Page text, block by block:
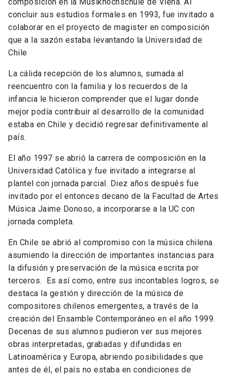
concluir sus estudios formales en 1993, fue invitado a
colaborar en el proyecto de magister en composición
que a la sazón estaba levantando la Universidad de
Chile
La cálida recepción de los alumnos, sumada al
reencuentro con la familia y los recuerdos de la
infancia le hicieron comprender que el lugar donde
mejor podía contribuir al desarrollo de la comunidad
estaba en Chile y decidió regresar definitivamente al
país.
El año 1997 se abrió la carrera de composición en la
Universidad Católica y fue invitado a integrarse al
plantel con jornada parcial. Diez años después fue
invitado por el entonces decano de la Facultad de Artes
Música Jaime Donoso, a incorporarse a la UC con
jornada completa.
En Chile se abrió al compromiso con la música chilena
asumiendo la dirección de importantes instancias para
la difusión y preservación de la música escrita por
terceros. Es así como, entre sus incontables logros, se
destaca la gestión y dirección de la música de
compositores chilenos emergentes, a través de la
creación del Ensamble Contemporáneo en el año 1999.
Decenas de sus alumnos pudieron ver sus mejores
obras interpretadas, grabadas y difundidas en
Latinoamérica y Europa, abriendo posibilidades que
antes de él, el país no estaba en condiciones de